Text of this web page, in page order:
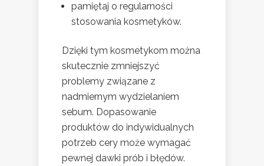
pamiętaj o regularności
stosowania kosmetyków.
Dzięki tym kosmetykom można
skutecznie zmniejszyć
problemy związane z
nadmiernym wydzielaniem
sebum. Dopasowanie
produktów do indywidualnych
potrzeb cery może wymagać
pewnej dawki prób i błędów.